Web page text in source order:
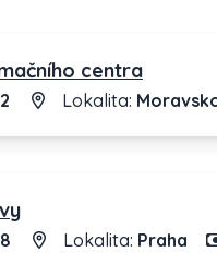
centra
Lokalita:
Lokalita: Praha